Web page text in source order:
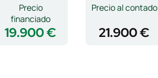
19.900 €
Precio
financiado
Precio al contado
21.900 €